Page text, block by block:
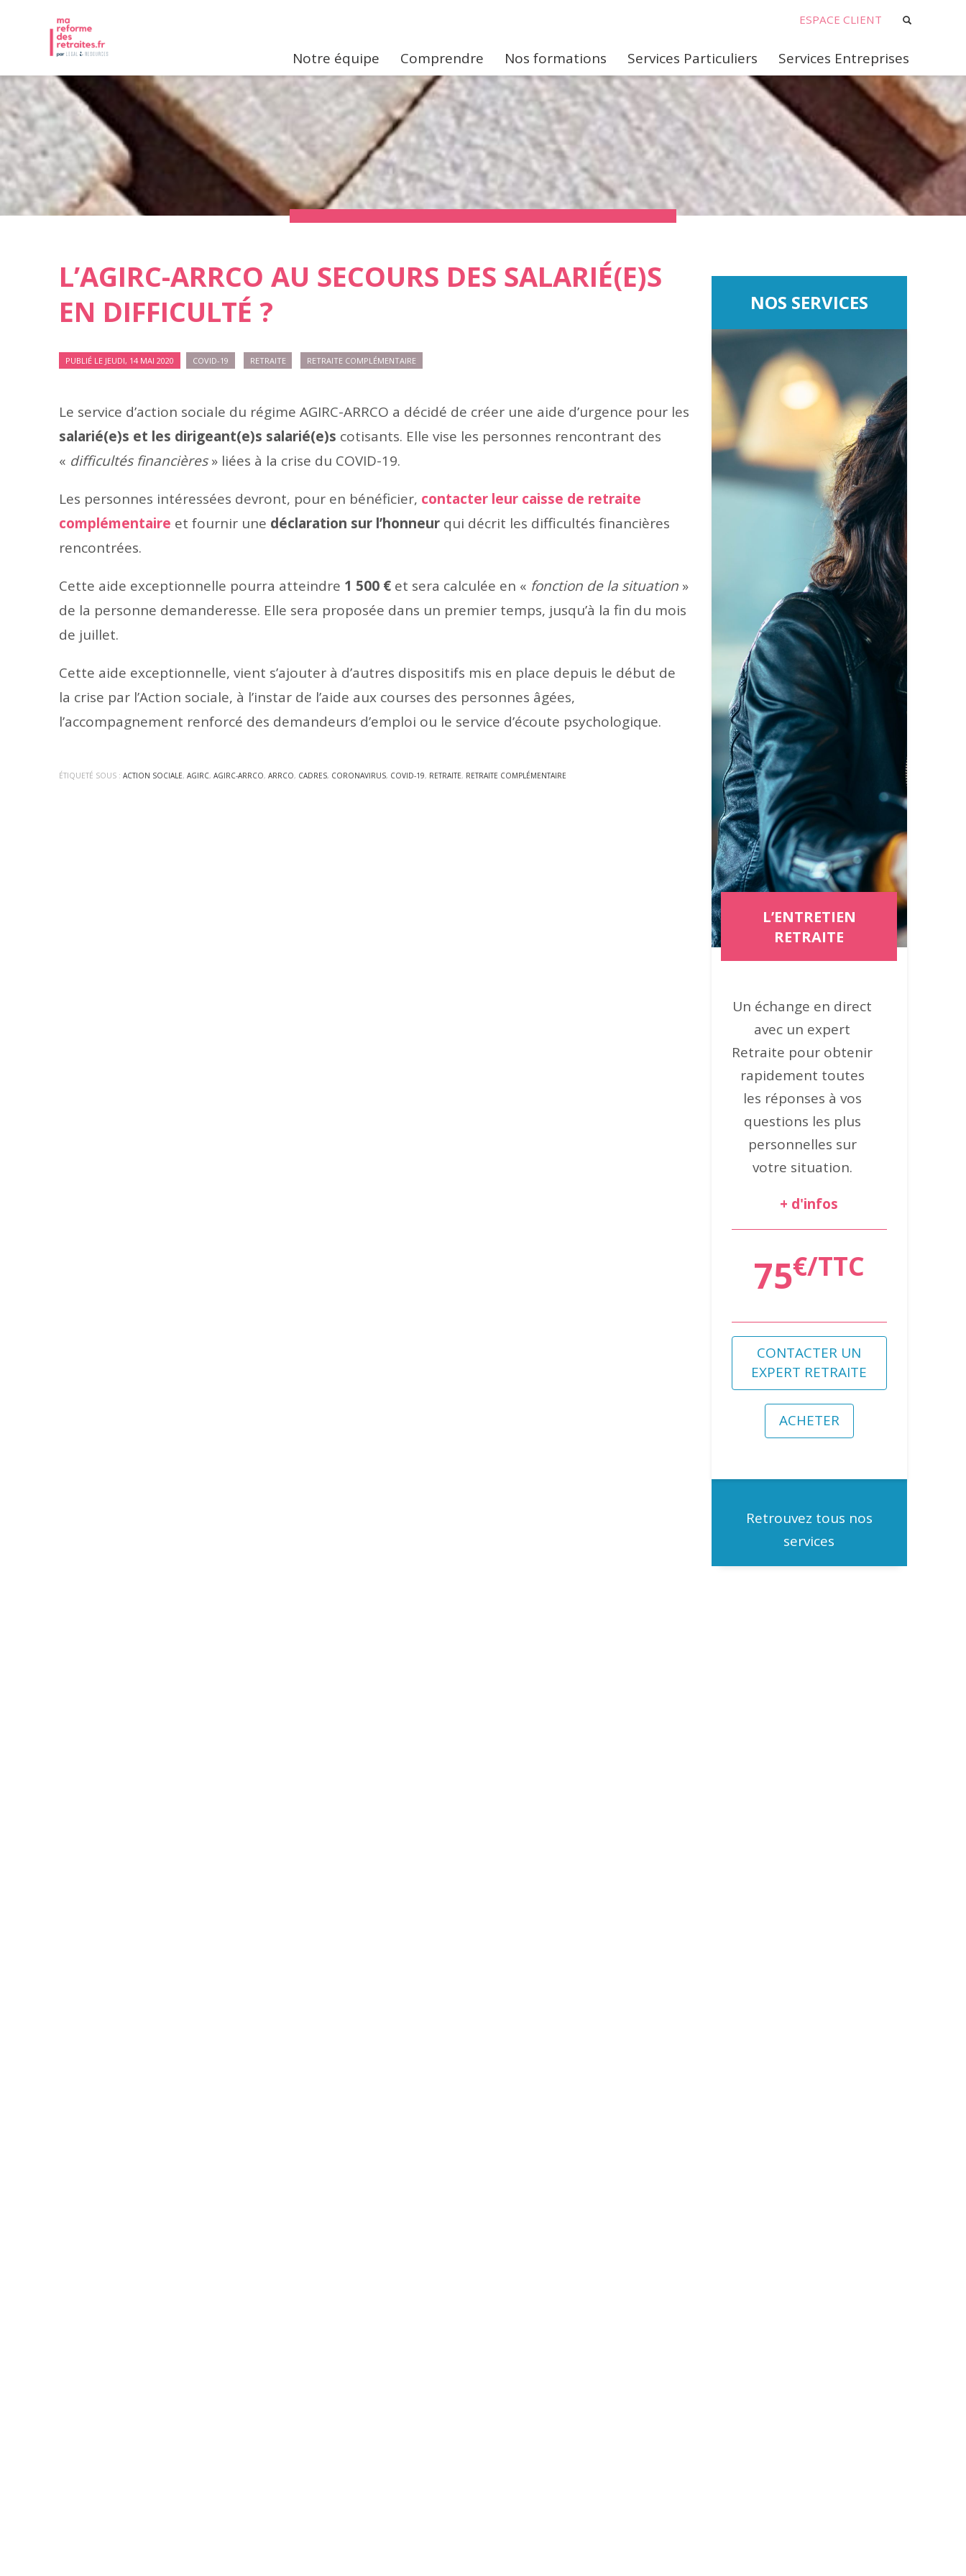
ESPACE CLIENT
Notre équipe Comprendre Nos formations Services Particuliers Services Entreprises
L’AGIRC-ARRCO AU SECOURS DES SALARIÉ(E)S
EN DIFFICULTÉ ?
PUBLIÉ LE JEUDI, 14 MAI 2020 COVID-19 RETRAITE RETRAITE COMPLÉMENTAIRE
Le service d’action sociale du régime AGIRC-ARRCO a décidé de créer une aide d’urgence pour les
salarié(e)s et les dirigeant(e)s salarié(e)s cotisants. Elle vise les personnes rencontrant des
« difficultés financières» liées à la crise du COVID-19.
Les personnes intéressées devront, pour en bénéficier, contacter leur caisse de retraite
complémentaire et fournir une déclaration sur l’honneur qui décrit les difficultés financières
rencontrées.
Cette aide exceptionnelle pourra atteindre 1 500 € et sera calculée en « fonction de la situation »
de la personne demanderesse. Elle sera proposée dans un premier temps, jusqu’à la fin du mois
de juillet.
Cette aide exceptionnelle, vient s’ajouter à d’autres dispositifs mis en place depuis le début de
la crise par l’Action sociale, à l’instar de l’aide aux courses des personnes âgées,
l’accompagnement renforcé des demandeurs d’emploi ou le service d’écoute psychologique.
ÉTIQUETÉ SOUS : ACTION SOCIALE, AGIRC, AGIRC-ARRCO, ARRCO, CADRES, CORONAVIRUS, COVID-19, RETRAITE, RETRAITE COMPLÉMENTAIRE
NOS SERVICES
L’ENTRETIEN
RETRAITE
Un échange en direct
avec un expert
Retraite pour obtenir
rapidement toutes
les réponses à vos
questions les plus
personnelles sur
votre situation.
+ d'infos
75€/TTC
CONTACTER UN
EXPERT RETRAITE
ACHETER
Retrouvez tous nos
services